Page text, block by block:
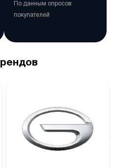
По данным опросов
покупателей